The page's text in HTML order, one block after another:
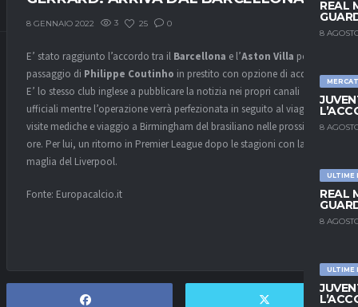
REAL
8
8
ULTIME
REAL
8
ULTIME
8 GENNAIO 2022 3 25 0
E’ stato raggiunto l’accordo tra il Barcellona e l’Aston Villa per il
passaggio di Philippe Coutinho in prestito con opzione di acquisto.
E’ lo stesso club inglese a pubblicare la notizia nei propri canali
ufficiali mentre l’operazione verrà perfezionata in seguito al viaggio a
visite mediche e viaggio a Birmingham del brasiliano nelle prossime 48
ore. Per lui, un ritorno in Premier League dopo le stagioni con la
maglia del Liverpool.
Fonte: Europacalcio.it